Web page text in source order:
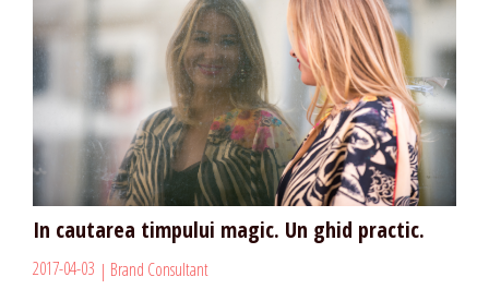
In cautarea timpului magic. Un ghid practic.
2017-04-03 Brand Consultant